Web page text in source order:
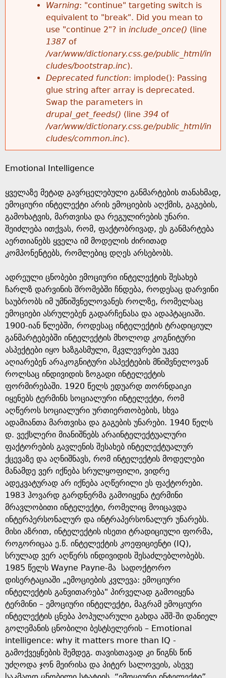
g
e
Warning: "continue" targeting switch is
equivalent to "break". Did you mean to
use "continue 2"? in include_once() (line
1387 of
/var/www/dictionary.css.ge/public_html/in
cludes/bootstrap.inc).
Deprecated function: implode(): Passing
glue string after array is deprecated.
Swap the parameters in
drupal_get_feeds() (line 394 of
/var/www/dictionary.css.ge/public_html/in
cludes/common.inc).
Emotional Intelligence
ყველაზე მეტად გავრცელებული განმარტების თანახმად,
ემოციური ინტელექტი არის ემოციების აღქმის, გაგების,
გამოხატვის, მართვისა და რეგულირების უნარი.
შეიძლება ითქვას, რომ, ფაქტობრივად, ეს განმარტება
აერთიანებს ყველა იმ მოდელის ძირითად
კომპონენტებს, რომლებიც დღეს არსებობს.
ადრეული ცნობები ემოციური ინტელექტის შესახებ
ჩარლზ დარვინის შრომებში ჩნდება, როდესაც დარვინი
საუბრობს იმ უმნიშვნელოვანეს როლზე, რომელსაც
ემოციები ასრულებენ გადარჩენასა და ადაპტაციაში.
1900-იან წლებში, როდესაც ინტელექტის ტრადიციულ
განმარტებებში ინტელექტის მხოლოდ კოგნიტური
ასპექტები იყო ხაზგასმული, მკვლევრები უკვე
აღიარებენ არაკოგნიტური ასპექტების მნიშვნელოვან
როლსაც ინდივიდის ზოგადი ინტელექტის
ფორმირებაში. 1920 წელს ედუარდ თორნდაიკი
იყენებს ტერმინს სოციალური ინტელექტი, რომ
აღწეროს სოციალური ურთიერთობების, სხვა
ადამიანთა მართვისა და გაგების უნარები. 1940 წელს
დ. ვექსლერი მიანიშნებს არაინტელექტუალური
ფაქტორების გავლენის შესახებ ინტელექტუალურ
ქცევაზე და აღნიშნავს, რომ ინტელექტის მოდელები
მანამდე ვერ იქნება სრულყოფილი, ვიდრე
ადეკვატურად არ იქნება აღწერილი ეს ფაქტორები.
1983 ჰოვარდ გარდნერმა გამოიყენა ტერმინი
მრავლობითი ინტელექტი, რომელიც მოიცავდა
ინტერპერსონალურ და ინტრაპერსონალურ უნარებს.
მისი აზრით, ინტელექტის ისეთი ტრადიციული ფორმა,
როგორიცაა ე.წ. ინტელექტის კოეფიციენტი (IQ),
სრულად ვერ აღწერს ინდივიდის შესაძლებლობებს.
1985 წელს Wayne Payne-მა სადოქტორო
დისერტაციაში „ემოციების კვლევა: ემოციური
ინტელექტის განვითარება" პირველად გამოიყენა
ტერმინი – ემოციური ინტელექტი, მაგრამ ემოციური
ინტელექტის ცნება პოპულარული გახდა აშშ-ში დანიელ
გოლემანის ცნობილი ბესტსელერის – Emotional
intelligence: why it matters more than IQ -
გამოქვეყნების შემდეგ. თავისთავად კი წიგნს წინ
უძღოდა ჯონ მეირისა და პიტერ სალოვეის, ასევე